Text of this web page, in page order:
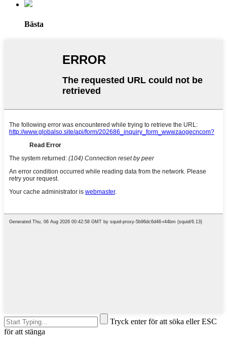
Bästa
Tryck enter för att söka eller ESC
för att stänga